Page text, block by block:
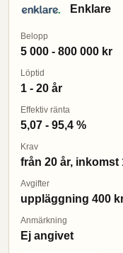
Enklare
Belopp
5 000 - 800 000 kr
Löptid
1 - 20 år
Effektiv ränta
5,07 - 95,4 %
Krav
från 20 år, inkomst
Avgifter
uppläggning 400
Anmärkning
Ej angivet